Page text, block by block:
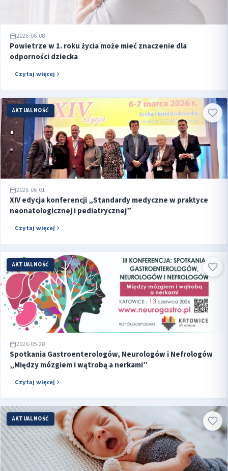
2026-06-08
Powietrze w 1. roku życia może mieć znaczenie dla
odporności dziecka
Czytaj więcej
AKTUALNOŚĆ
2026-06-01
XIV edycja konferencji „Standardy medyczne w praktyce
neonatologicznej i pediatrycznej”
Czytaj więcej
AKTUALNOŚĆ
2026-05-28
Spotkania Gastroenterologów, Neurologów i Nefrologów
„Między mózgiem i wątrobą a nerkami”
Czytaj więcej
AKTUALNOŚĆ